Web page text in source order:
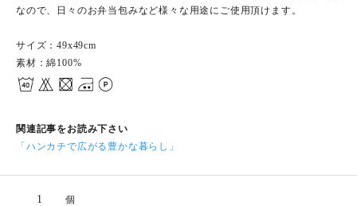
なので、日々のお弁当包みなど様々な用途にご使用頂けます。
サイズ：49x49cm
素材：綿100%
関連記事をお読み下さい
「ハンカチで広がる豊かな暮らし」
個